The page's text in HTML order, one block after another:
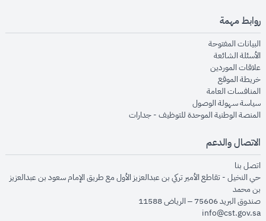
روابط مهمة
البيانات المفتوحةopens in new window
الأسئلة الشائعةopens in new window
علاقات الموردينopens in new window
خريطة الموقعopens in new window
المنافسات العامةopens in new window
سياسة سهولة الوصولopens in new window
المنصة الوطنية الموحدة للتوظيف - جداراتopens in new window
الاتصال والدعم
اتصل بنا
حي النخيل - تقاطع الأمير تركي بن عبدالعزيز الأول مع طريق الإمام سعود بن عبدالعزيز
بن محمد
صندوق البريد 75606 – الرياض 11588
info@cst.gov.sa